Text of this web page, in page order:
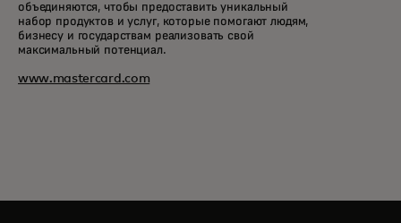
объединяются, чтобы предоставить уникальный
набор продуктов и услуг, которые помогают людям,
бизнесу и государствам реализовать свой
максимальный потенциал.
www.mastercard.com